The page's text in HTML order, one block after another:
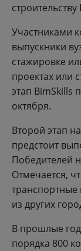
Участниками
выпускники
стажировке
проектах или
этап BimSkills
октября.
Второй этап
предстоит
Победителей
Отмечается,
из других
В прошлые
порядка 800